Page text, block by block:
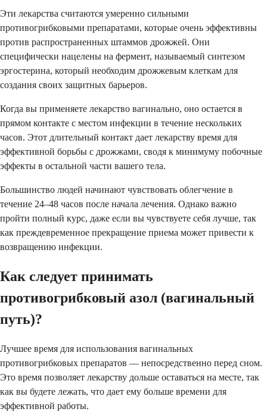
Эти лекарства считаются умеренно сильными
противогрибковыми препаратами, которые очень эффективны
против распространенных штаммов дрожжей. Они
специфически нацелены на фермент, называемый синтезом
эргостерина, который необходим дрожжевым клеткам для
создания своих защитных барьеров.
Когда вы применяете лекарство вагинально, оно остается в
прямом контакте с местом инфекции в течение нескольких
часов. Этот длительный контакт дает лекарству время для
эффективной борьбы с дрожжами, сводя к минимуму побочные
эффекты в остальной части вашего тела.
Большинство людей начинают чувствовать облегчение в
течение 24–48 часов после начала лечения. Однако важно
пройти полный курс, даже если вы чувствуете себя лучше, так
как преждевременное прекращение приема может привести к
возвращению инфекции.
Как следует принимать
противогрибковый азол (вагинальный
путь)?
Лучшее время для использования вагинальных
противогрибковых препаратов — непосредственно перед сном.
Это время позволяет лекарству дольше оставаться на месте, так
как вы будете лежать, что дает ему больше времени для
эффективной работы.